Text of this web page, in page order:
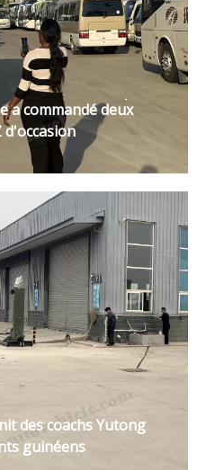
a commandé deux
des coachs Yutong
guinéens